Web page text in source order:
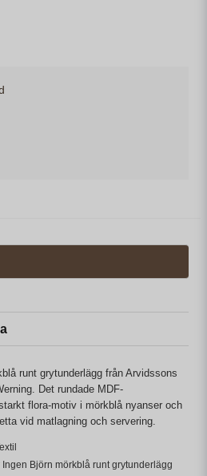
runt grytunderlägg från Arvidssons
Det rundade MDF-
flora-motiv i mörkblå nyanser och
vid matlagning och servering.
Björn mörkblå runt grytunderlägg